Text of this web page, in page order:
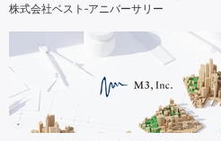
株式会社ベスト‐アニバーサリー